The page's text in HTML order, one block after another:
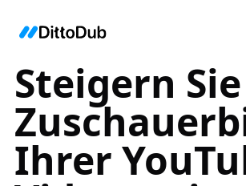
Steigern
Ihrer